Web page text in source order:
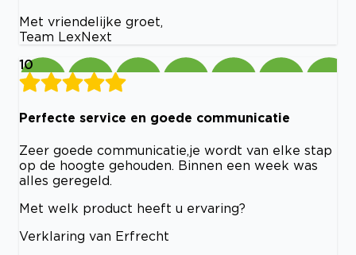
Met vriendelijke groet,
Team LexNext
10
Perfecte service en goede communicatie
Zeer goede communicatie,je wordt van elke stap
op de hoogte gehouden. Binnen een week was
alles geregeld.
Met welk product heeft u ervaring?
Verklaring van Erfrecht